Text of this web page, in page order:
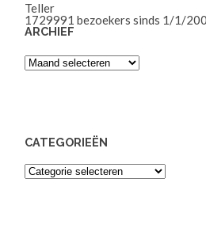
Teller
1729991 bezoekers sinds 1/1/
ARCHIEF
Archief
CATEGORIEËN
Categorieën